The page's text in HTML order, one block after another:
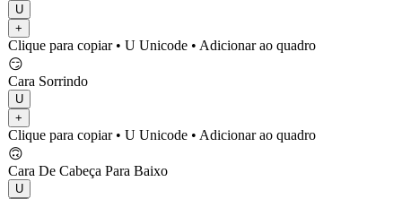
U
+
Clique para copiar• U Unicode • Adicionar ao quadro
😏
Cara Sorrindo
U
+
Clique para copiar• U Unicode • Adicionar ao quadro
🙃
Cara De Cabeça Para Baixo
U